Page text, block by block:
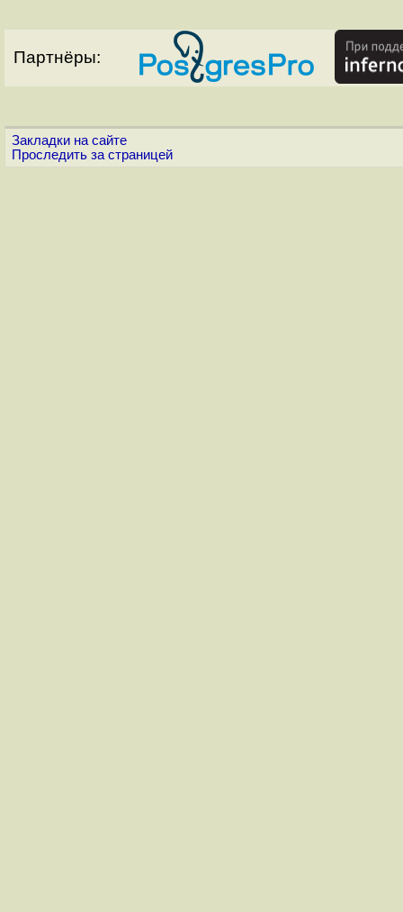
Партнёры:
Закладки на сайте
Проследить за страницей